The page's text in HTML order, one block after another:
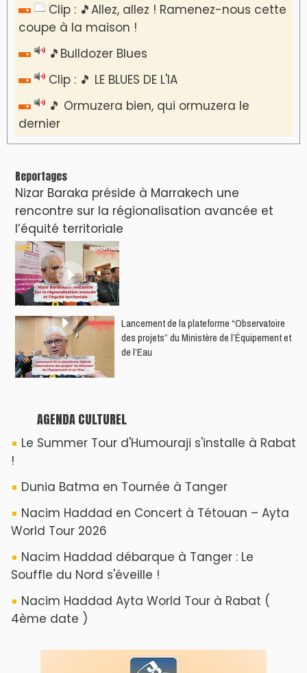
Clip : 🎵Allez, allez ! Ramenez-nous cette
coupe à la maison !
🎵Bulldozer Blues
Clip : 🎵 LE BLUES DE L'IA
🎵 Ormuzera bien, qui ormuzera le
dernier
Reportages
Nizar Baraka préside à Marrakech une
rencontre sur la régionalisation avancée et
l’équité territoriale
​Lancement de la plateforme “Observatoire
des projets” du Ministère de l’Équipement et
de l’Eau
AGENDA CULTUREL
Le Summer Tour d'Humouraji s'installe à Rabat
!
Dunia Batma en Tournée à Tanger
Nacim Haddad en Concert à Tétouan – Ayta
World Tour 2026
Nacim Haddad débarque à Tanger : Le
Souffle du Nord s'éveille !
Nacim Haddad Ayta World Tour à Rabat (
4ème date )